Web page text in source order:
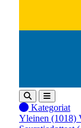
Kategoriat
Yleinen (1018)